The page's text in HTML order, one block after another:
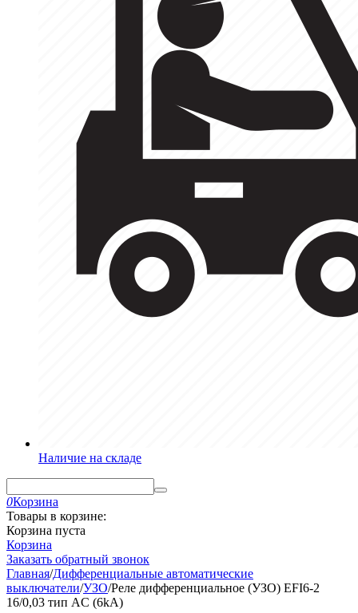
Наличие на складе
0Корзина
Товары в корзине:
Корзина пуста
Корзина
Заказать обратный звонок
Главная/Дифференциальные автоматические
выключатели/УЗО/Реле дифференциальное (УЗО) EFI6-2
16/0,03 тип AC (6kA)